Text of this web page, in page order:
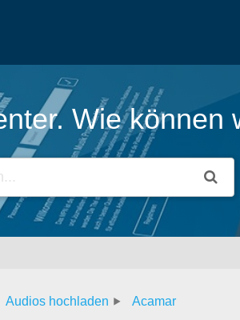
Wie können
Audios hochladen Acamar